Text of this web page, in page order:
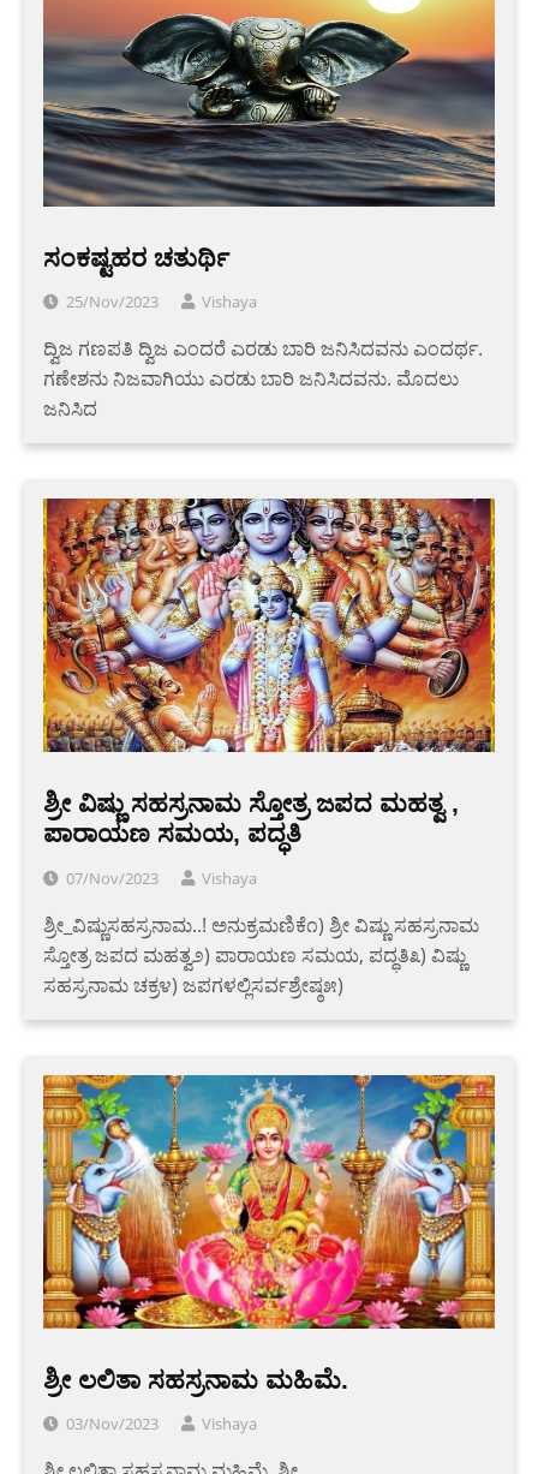
ಸಂಕಷ್ಟಹರ ಚತುರ್ಥಿ
25/Nov/2023 Vishaya
ದ್ವಿಜ ಗಣಪತಿ ದ್ವಿಜ ಎಂದರೆ ಎರಡು ಬಾರಿ ಜನಿಸಿದವನು ಎಂದರ್ಥ.
ಗಣೇಶನು ನಿಜವಾಗಿಯು ಎರಡು ಬಾರಿ ಜನಿಸಿದವನು. ಮೊದಲು
ಜನಿಸಿದ
ಶ್ರೀ ವಿಷ್ಣು ಸಹಸ್ರನಾಮ ಸ್ತೋತ್ರ ಜಪದ ಮಹತ್ವ ,
ಪಾರಾಯಣ ಸಮಯ, ಪದ್ಧತಿ
07/Nov/2023 Vishaya
ಶ್ರೀ_ವಿಷ್ಣುಸಹಸ್ರನಾಮ..! ಅನುಕ್ರಮಣಿಕೆ೧) ಶ್ರೀ ವಿಷ್ಣು ಸಹಸ್ರನಾಮ
ಸ್ತೋತ್ರ ಜಪದ ಮಹತ್ವ೨) ಪಾರಾಯಣ ಸಮಯ, ಪದ್ಧತಿ೩) ವಿಷ್ಣು
ಸಹಸ್ರನಾಮ ಚಕ್ರ೪) ಜಪಗಳಲ್ಲಿಸರ್ವಶ್ರೇಷ್ಠ೫)
ಶ್ರೀ ಲಲಿತಾ ಸಹಸ್ರನಾಮ ಮಹಿಮೆ.
03/Nov/2023 Vishaya